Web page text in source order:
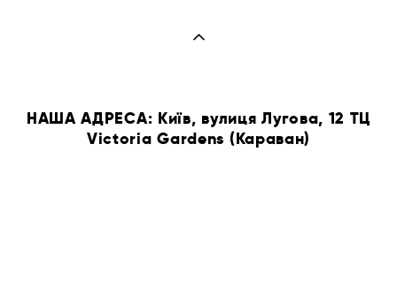
НАША АДРЕСА: Київ, вулиця Лугова, 12 ТЦ
Victoria Gardens (Караван)